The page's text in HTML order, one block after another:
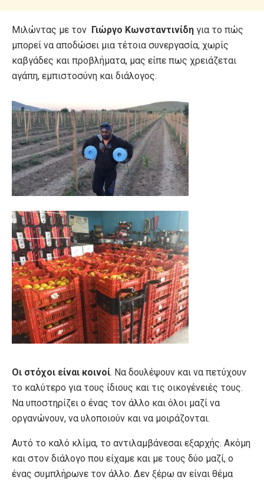
Μιλώντας με τον Γιώργο Κωνσταντινίδη για το πώς
μπορεί να αποδώσει μια τέτοια συνεργασία, χωρίς
καβγάδες και προβλήματα, μας είπε πως χρειάζεται
αγάπη, εμπιστοσύνη και διάλογος.
Οι στόχοι είναι κοινοί. Να δουλέψουν και να πετύχουν
το καλύτερο για τους ίδιους και τις οικογένειές τους.
Να υποστηρίζει ο ένας τον άλλο και όλοι μαζί να
οργανώνουν, να υλοποιούν και να μοιράζονται.
Αυτό το καλό κλίμα, το αντιλαμβάνεσαι εξαρχής. Ακόμη
και στον διάλογο που είχαμε και με τους δύο μαζί, ο
ένας συμπλήρωνε τον άλλο. Δεν ξέρω αν είναι θέμα